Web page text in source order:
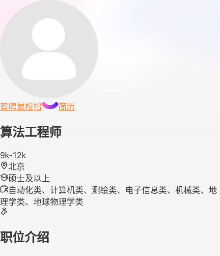
智聘鼠校招 简历
算法工程师
9k-12k
北京
硕士及以上
自动化类、计算机类、测绘类、电子信息类、机械类、地
理学类、地球物理学类
职位介绍